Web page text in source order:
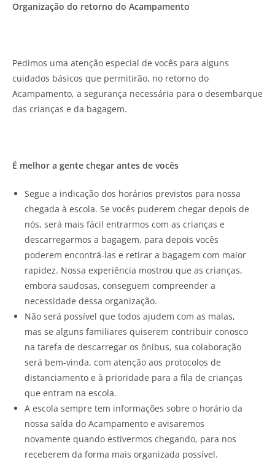
Organização do retorno do Acampamento
Pedimos uma atenção especial de vocês para alguns
cuidados básicos que permitirão, no retorno do
Acampamento, a segurança necessária para o desembarque
das crianças e da bagagem.
É melhor a gente chegar antes de vocês
Segue a indicação dos horários previstos para nossa
chegada à escola. Se vocês puderem chegar depois de
nós, será mais fácil entrarmos com as crianças e
descarregarmos a bagagem, para depois vocês
poderem encontrá-las e retirar a bagagem com maior
rapidez. Nossa experiência mostrou que as crianças,
embora saudosas, conseguem compreender a
necessidade dessa organização.
Não será possível que todos ajudem com as malas,
mas se alguns familiares quiserem contribuir conosco
na tarefa de descarregar os ônibus, sua colaboração
será bem-vinda, com atenção aos protocolos de
distanciamento e à prioridade para a fila de crianças
que entram na escola.
A escola sempre tem informações sobre o horário da
nossa saída do Acampamento e avisaremos
novamente quando estivermos chegando, para nos
receberem da forma mais organizada possível.